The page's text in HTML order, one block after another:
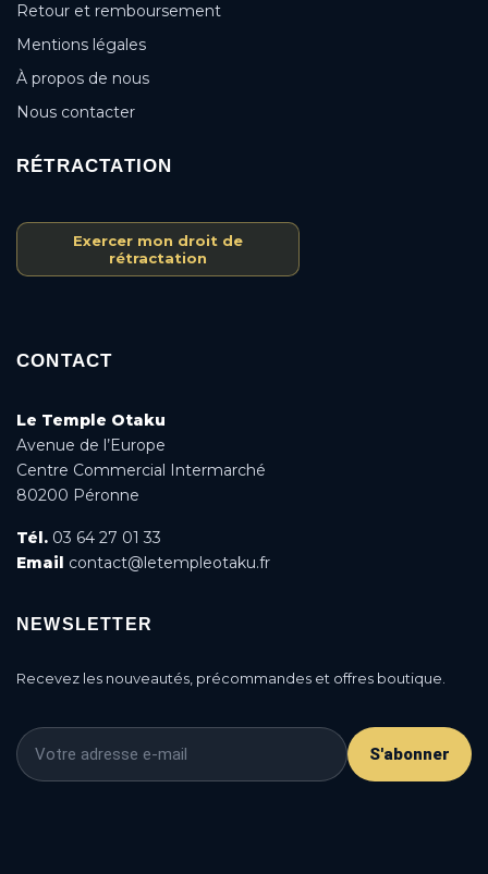
Retour et remboursement
Mentions légales
À propos de nous
Nous contacter
RÉTRACTATION
Exercer mon droit de
rétractation
CONTACT
Le Temple Otaku
Avenue de l’Europe
Centre Commercial Intermarché
80200 Péronne
Tél. 03 64 27 01 33
Email contact@letempleotaku.fr
NEWSLETTER
Recevez les nouveautés, précommandes et offres boutique.
S'abonner